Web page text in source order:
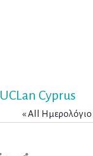
Cyprus
« All